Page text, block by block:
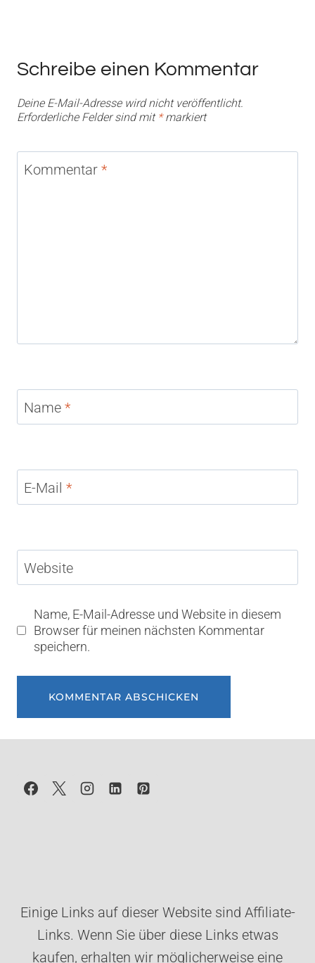
Schreibe einen Kommentar
Deine E-Mail-Adresse wird nicht veröffentlicht.
Erforderliche Felder sind mit *markiert
Kommentar *
Name *
E-Mail *
Website
Name, E-Mail-Adresse und Website in diesem
Browser für meinen nächsten Kommentar
speichern.
Einige Links auf dieser Website sind Affiliate-
Links. Wenn Sie über diese Links etwas
kaufen, erhalten wir möglicherweise eine